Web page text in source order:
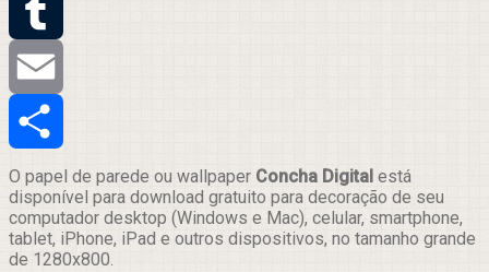
Twitter
Tumblr
Email
Compartilhar
O papel de parede ou wallpaper Concha Digital está
disponível para download gratuito para decoração de seu
computador desktop (Windows e Mac), celular, smartphone,
tablet, iPhone, iPad e outros dispositivos, no tamanho grande
de 1280x800.